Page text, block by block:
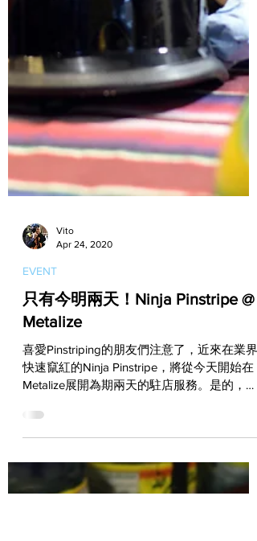
Vito
只有今明兩天！Ninja Pinstripe @
Metalize
喜愛Pinstriping的朋友們注意了，近來在業界
快速竄紅的Ninja Pinstripe，將從今天開始在
物品畫上Pinstriping的朋友們，這次難得的機
會可得好好把握！...